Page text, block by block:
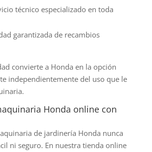
técnico especializado en toda
garantizada de recambios
convierte a Honda en la opción
independientemente del uso que le
Honda online con
de jardinería Honda nunca
ni seguro. En nuestra tienda online